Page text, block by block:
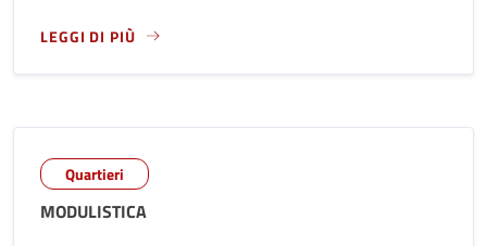
LEGGI DI PIÙ
LEGGI ANCORA RIGUARDO A: MODULO RICHIESTA
Quartieri
MODULISTICA